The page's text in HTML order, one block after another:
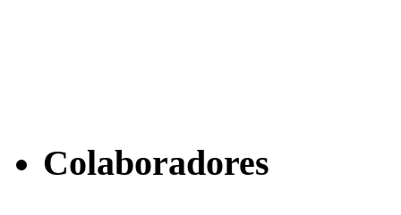
Colaboradores